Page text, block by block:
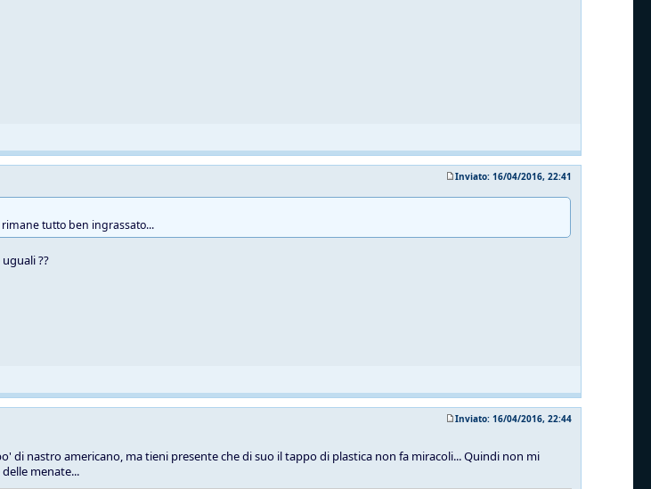
Inviato: 16/04/2016, 22:41
tutto ben ingrassato...
??
Inviato: 16/04/2016, 22:44
di nastro americano, ma tieni presente che di suo il tappo di plastica non fa miracoli... Quindi non mi
menate...